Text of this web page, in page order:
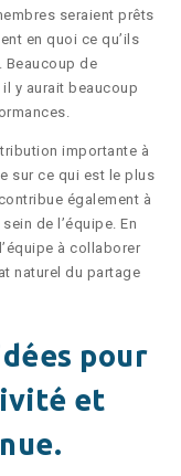
seraient prêts
en quoi ce qu’ils
Beaucoup de
y aurait beaucoup
importante à
sur ce qui est le plus
également à
de l’équipe. En
à collaborer
naturel du partage
pour
et